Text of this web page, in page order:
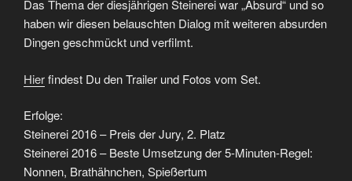
Das Thema der diesjährigen Steinerei war „Absurd“ und so
haben wir diesen belauschten Dialog mit weiteren absurden
Dingen geschmückt und verfilmt.
Hierfindest Du den Trailer und Fotos vom Set.
Erfolge:
Steinerei 2016 – Preis der Jury, 2. Platz
Steinerei 2016 – Beste Umsetzung der 5-Minuten-Regel:
Nonnen, Brathähnchen, Spießertum